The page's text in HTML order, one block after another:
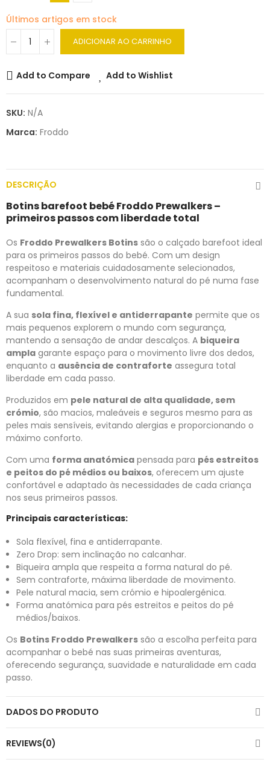
Últimos artigos em stock
ADICIONAR AO CARRINHO
Add to Compare Add to Wishlist
SKU: N/A
Marca: Froddo
DESCRIÇÃO
Botins barefoot bebé Froddo Prewalkers –
primeiros passos com liberdade total
Os Froddo Prewalkers Botins são o calçado barefoot ideal
para os primeiros passos do bebé. Com um design
respeitoso e materiais cuidadosamente selecionados,
acompanham o desenvolvimento natural do pé numa fase
fundamental.
A sua sola fina, flexível e antiderrapante permite que os
mais pequenos explorem o mundo com segurança,
mantendo a sensação de andar descalços. A biqueira
ampla garante espaço para o movimento livre dos dedos,
enquanto a ausência de contraforte assegura total
liberdade em cada passo.
Produzidos em pele natural de alta qualidade, sem
crómio, são macios, maleáveis e seguros mesmo para as
peles mais sensíveis, evitando alergias e proporcionando o
máximo conforto.
Com uma forma anatómica pensada para pés estreitos
e peitos do pé médios ou baixos, oferecem um ajuste
confortável e adaptado às necessidades de cada criança
nos seus primeiros passos.
Principais características:
Sola flexível, fina e antiderrapante.
Zero Drop: sem inclinação no calcanhar.
Biqueira ampla que respeita a forma natural do pé.
Sem contraforte, máxima liberdade de movimento.
Pele natural macia, sem crómio e hipoalergénica.
Forma anatómica para pés estreitos e peitos do pé
médios/baixos.
Os Botins Froddo Prewalkers são a escolha perfeita para
acompanhar o bebé nas suas primeiras aventuras,
oferecendo segurança, suavidade e naturalidade em cada
passo.
DADOS DO PRODUTO
REVIEWS(0)